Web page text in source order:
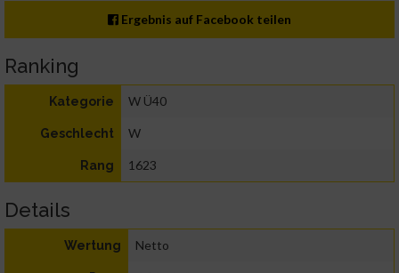
Ergebnis auf Facebook teilen
Ranking
Kategorie W Ü40
Geschlecht W
Rang 1623
Details
Wertung Netto